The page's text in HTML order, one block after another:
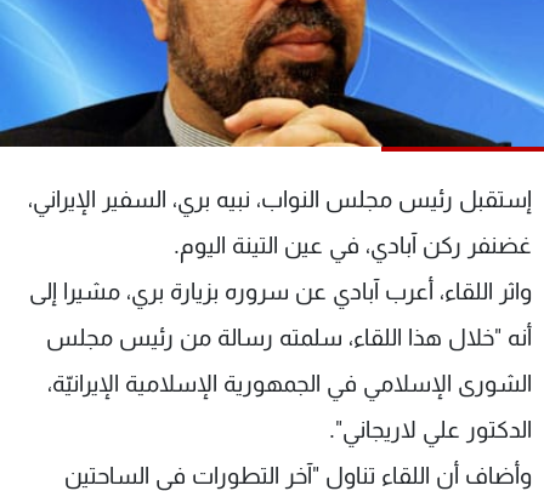
إستقبل رئيس مجلس النواب، نبيه بري، السفير الإيراني،
غضنفر ركن آبادي، في عين التينة اليوم.
واثر اللقاء، أعرب آبادي عن سروره بزيارة بري، مشيرا إلى
أنه "خلال هذا اللقاء، سلمته رسالة من رئيس مجلس
الشورى الإسلامي في الجمهورية الإسلامية الإيرانيّة،
الدكتور علي لاريجاني".
وأضاف أن اللقاء تناول "آخر التطورات في الساحتين
البرامج
جدول البرامج
الترددات
الإنـتـاج
لاعلاناتكم
تواصل معنا
شروط الإسـتخدام
سياسة الخصوصية